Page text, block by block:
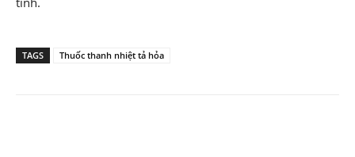
TAGS Thuốc thanh nhiệt tả hỏa